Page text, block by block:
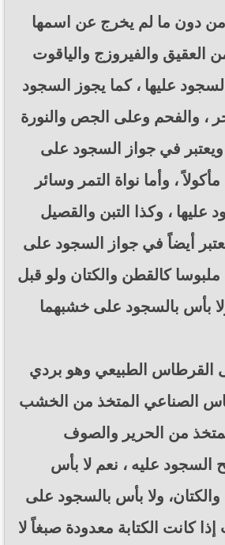
من دون ما لم يخرج عن اسمها
العقيق والفيروزج والياقوت
عليها ، كما يجوز السجود
، والفحم وعلى الجص والنورة
في جواز السجود على
، وأما نواة التمر وسائر
عليها ، وكذا التبن والقصيل
أيضاً في جواز السجود على
ملبوسا كالقطن والكتان ولو قبل
بأس بالسجود على خشبهما
القرطاس الطبيعي وهو بردي
الصناعي المتخذ من الخشب
من الحرير والصوف
السجود عليه ، نعم لا بأس
ولا بأس بالسجود على
كانت الكتابة معدودة صبغاً لا